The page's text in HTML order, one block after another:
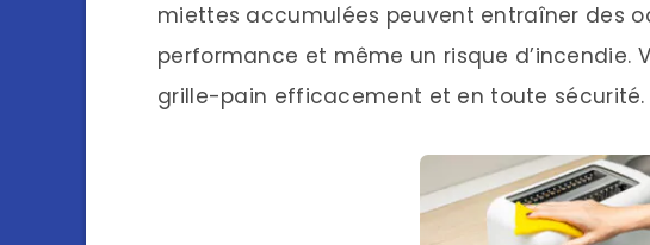
miettes accumulées peuvent entraîner des
performance et même un risque d’incendie.
grille-pain efficacement et en toute sécurité.